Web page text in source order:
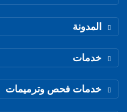
المدونة
خدمات
خدمات فحص وترميمات